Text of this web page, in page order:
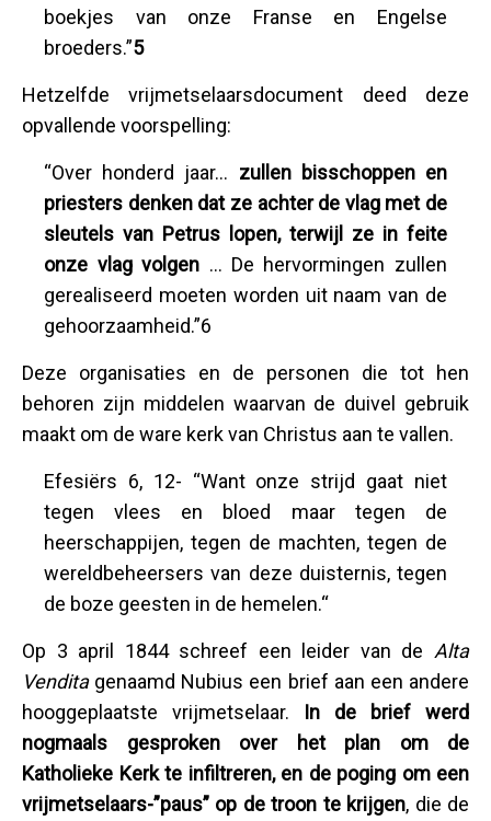
boekjes van onze Franse en Engelse
broeders.”5
Hetzelfde vrijmetselaarsdocument deed deze
opvallende voorspelling:
“Over honderd jaar... zullen bisschoppen en
priesters denken dat ze achter de vlag met de
sleutels van Petrus lopen, terwijl ze in feite
onze vlag volgen ... De hervormingen zullen
gerealiseerd moeten worden uit naam van de
gehoorzaamheid.”6
Deze organisaties en de personen die tot hen
behoren zijn middelen waarvan de duivel gebruik
maakt om de ware kerk van Christus aan te vallen.
Efesiërs 6, 12- “Want onze strijd gaat niet
tegen vlees en bloed maar tegen de
heerschappijen, tegen de machten, tegen de
wereldbeheersers van deze duisternis, tegen
de boze geesten in de hemelen.“
Op 3 april 1844 schreef een leider van de Alta
Venditagenaamd Nubius een brief aan een andere
hooggeplaatste vrijmetselaar. In de brief werd
nogmaals gesproken over het plan om de
Katholieke Kerk te infiltreren, en de poging om een
vrijmetselaars-”paus” op de troon te krijgen, die de